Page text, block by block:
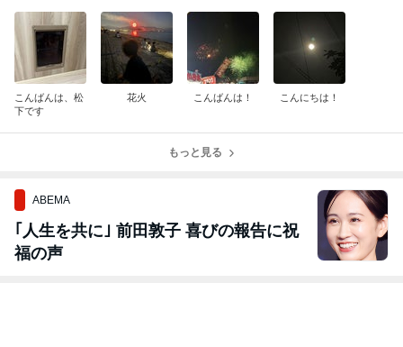
こんばんは、松
下です
花火 こんばんは！ こんにちは！
もっと見る
ABEMA
｢人生を共に｣ 前田敦子 喜びの報告に祝
福の声